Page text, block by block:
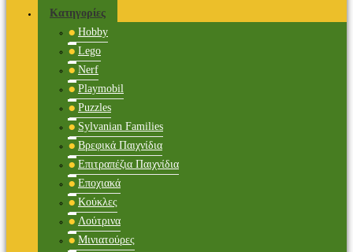
Κατηγορίες
Hobby
Lego
Nerf
Playmobil
Puzzles
Sylvanian Families
Βρεφικά Παιχνίδια
Επιτραπέζια Παιχνίδια
Εποχιακά
Κούκλες
Λούτρινα
Μινιατούρες